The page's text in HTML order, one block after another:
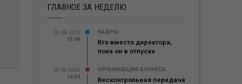
ГЛАВНОЕ ЗА НЕДЕЛЮ
03.08.2026
10:48
КАДРЫ
Кто вместо директора,
пока он в отпуске
04.08.2026
16:04
ОРГАНИЗАЦИЯ БИЗНЕСА
Бесконтрольная передача